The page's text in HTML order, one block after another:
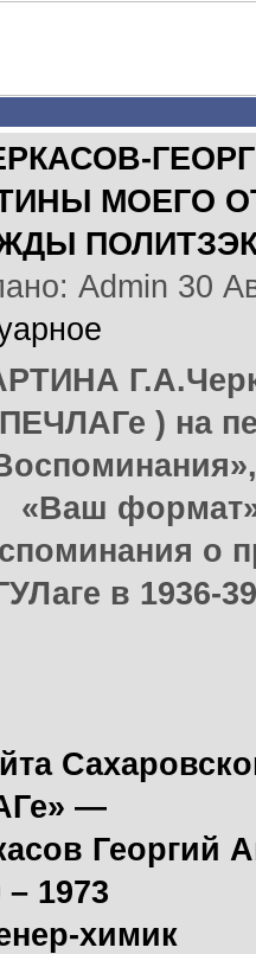
МОЕГО
Admin 30
) на
«Ваш
о
в 1936-
—
Георгий
– 1973
химик